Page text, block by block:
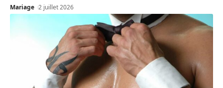
Mariage 2 juillet 2026